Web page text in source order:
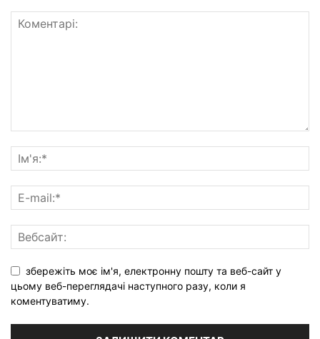
збережіть моє ім'я, електронну пошту та веб-сайт у
цьому веб-переглядачі наступного разу, коли я
коментуватиму.